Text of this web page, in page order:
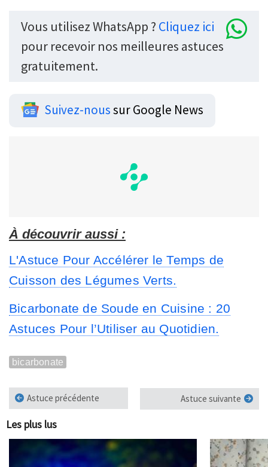
Vous utilisez WhatsApp ? Cliquez ici
pour recevoir nos meilleures astuces
gratuitement.
Suivez-noussur Google News
À découvrir aussi :
L'Astuce Pour Accélérer le Temps de
Cuisson des Légumes Verts.
Bicarbonate de Soude en Cuisine : 20
Astuces Pour l’Utiliser au Quotidien.
bicarbonate
Astuce précédente Astuce suivante
Les plus lus